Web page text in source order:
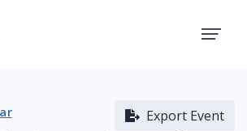
Export Event